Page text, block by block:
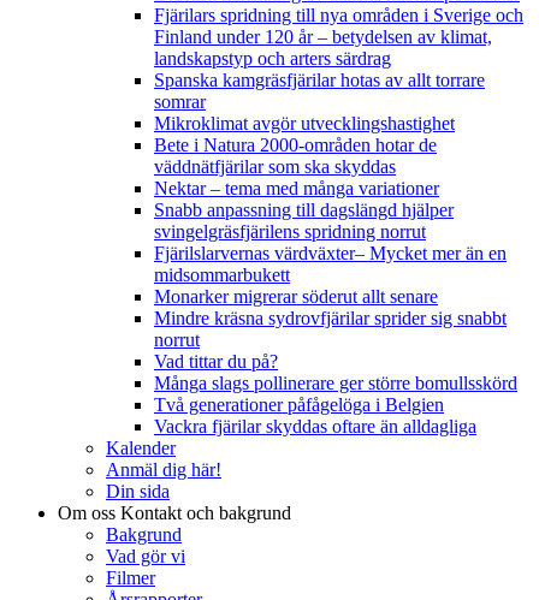
Fjärilars spridning till nya områden i Sverige och
Finland under 120 år– betydelsen av klimat,
landskapstyp och arters särdrag
Spanska kamgräsfjärilar hotas av allt torrare
somrar
Mikroklimat avgör utvecklingshastighet
Bete i Natura 2000-områden hotar de
väddnätfjärilar som ska skyddas
Nektar – tema med många variationer
Snabb anpassning till dagslängd hjälper
svingelgräsfjärilens spridning norrut
Fjärilslarvernas värdväxter– Mycket mer än en
midsommarbukett
Monarker migrerar söderut allt senare
Mindre kräsna sydrovfjärilar sprider sig snabbt
norrut
Vad tittar du på?
Många slags pollinerare ger större bomullsskörd
Två generationer påfågelöga i Belgien
Vackra fjärilar skyddas oftare än alldagliga
Kalender
Anmäl dig här!
Din sida
Om oss Kontakt och bakgrund
Bakgrund
Vad gör vi
Filmer